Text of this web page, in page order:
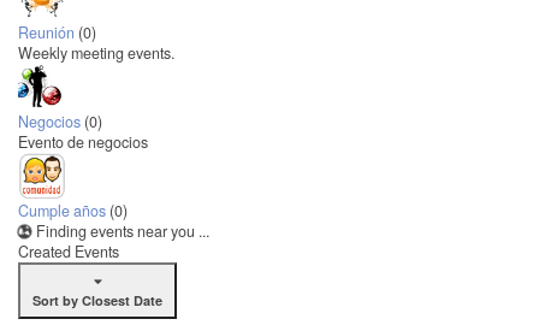
Reunión (0)
Weekly meeting events.
Negocios (0)
Evento de negocios
Cumple años (0)
Finding events near you ...
Created Events
Sort by Closest Date